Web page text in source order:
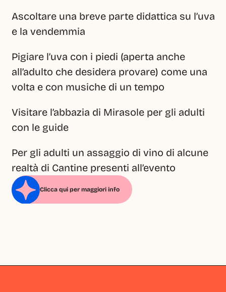
Ascoltare una breve parte didattica su l’uva
e la vendemmia
Pigiare l’uva con i piedi (aperta anche
all’adulto che desidera provare) come una
volta e con musiche di un tempo
Visitare l’abbazia di Mirasole per gli adulti
con le guide
Per gli adulti un assaggio di vino di alcune
realtà di Cantine presenti all’evento
Clicca qui per maggiori info